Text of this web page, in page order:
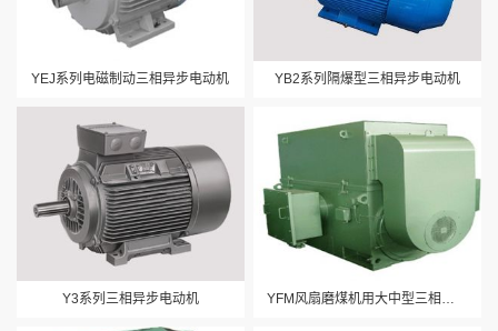
YEJ系列电磁制动三相异步电动机 YB2系列隔爆型三相异步电动机
Y3系列三相异步电动机 YFM风扇磨煤机用大中型三相异步电动机